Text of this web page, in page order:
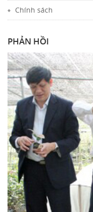
Chính sách
PHẢN HỒI